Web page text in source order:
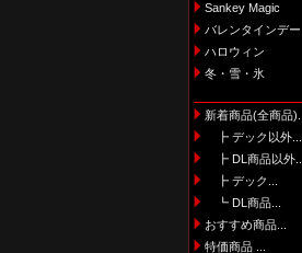
Sankey Magic
バレンタインデー
ハロウィン
冬・雪・氷
新着商品(全商品)...
┣ デック以外...
┣ DL商品以外...
┣ デック...
┗ DL商品...
おすすめ商品...
特価商品 ...